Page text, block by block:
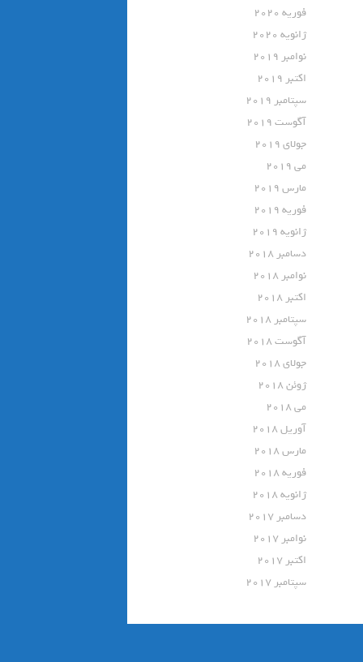
فوریه 2020
ژانویه 2020
نوامبر 2019
اکتبر 2019
سپتامبر 2019
آگوست 2019
جولای 2019
می 2019
مارس 2019
فوریه 2019
ژانویه 2019
دسامبر 2018
نوامبر 2018
اکتبر 2018
سپتامبر 2018
آگوست 2018
جولای 2018
ژوئن 2018
می 2018
آوریل 2018
مارس 2018
فوریه 2018
ژانویه 2018
دسامبر 2017
نوامبر 2017
اکتبر 2017
سپتامبر 2017